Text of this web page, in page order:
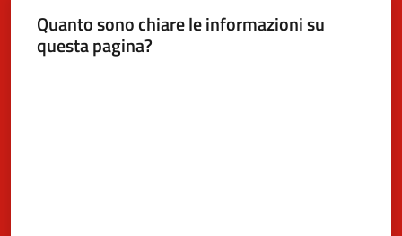
Quanto sono chiare le informazioni su
questa pagina?